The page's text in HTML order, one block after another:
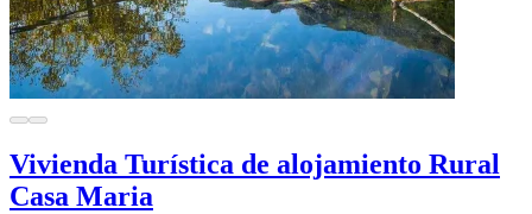
Vivienda Turística de alojamiento Rural
Casa Maria